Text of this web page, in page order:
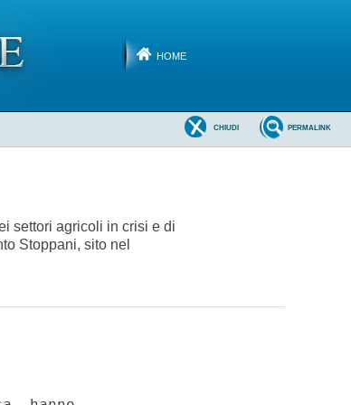
HOME
PERMALINK
CHIUDI
settori agricoli in crisi e di
Stoppani, sito nel